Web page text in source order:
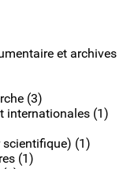
et archives
(3)
internationales (1)
(1)
(1)